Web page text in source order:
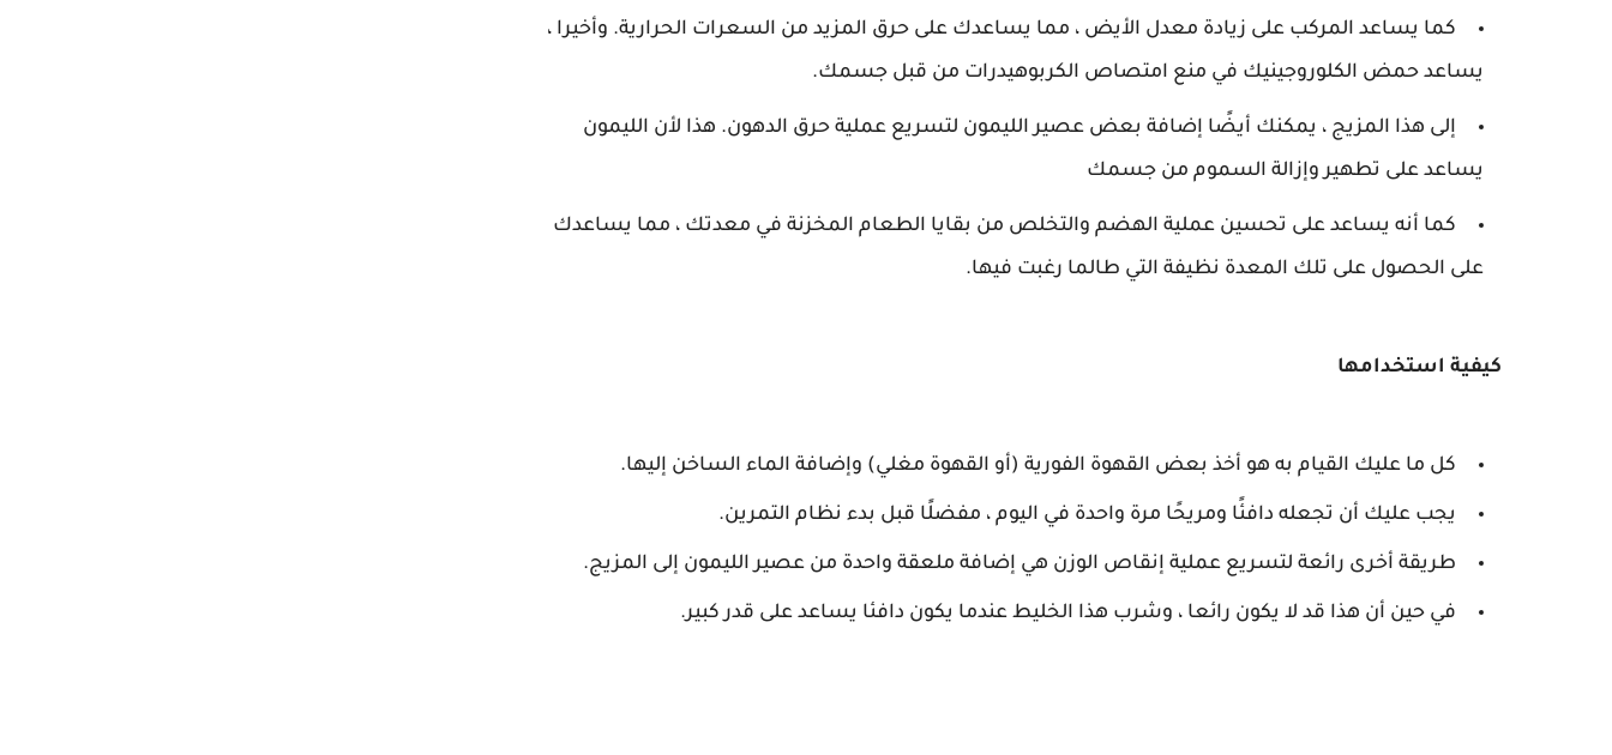
كما يساعد المركب على زيادة معدل الأيض ، مما يساعدك على حرق المزيد من السعرات الحرارية. وأخيرا ،
يساعد حمض الكلوروجينيك في منع امتصاص الكربوهيدرات من قبل جسمك.
إلى هذا المزيج ، يمكنك أيضًا إضافة بعض عصير الليمون لتسريع عملية حرق الدهون. هذا لأن الليمون
يساعد على تطهير وإزالة السموم من جسمك
كما أنه يساعد على تحسين عملية الهضم والتخلص من بقايا الطعام المخزنة في معدتك ، مما يساعدك
على الحصول على تلك المعدة نظيفة التي طالما رغبت فيها.
كيفية استخدامها
كل ما عليك القيام به هو أخذ بعض القهوة الفورية (أو القهوة مغلي) وإضافة الماء الساخن إليها.
يجب عليك أن تجعله دافئًا ومريحًا مرة واحدة في اليوم ، مفضلًا قبل بدء نظام التمرين.
طريقة أخرى رائعة لتسريع عملية إنقاص الوزن هي إضافة ملعقة واحدة من عصير الليمون إلى المزيج.
في حين أن هذا قد لا يكون رائعا ، وشرب هذا الخليط عندما يكون دافئا يساعد على قدر كبير.